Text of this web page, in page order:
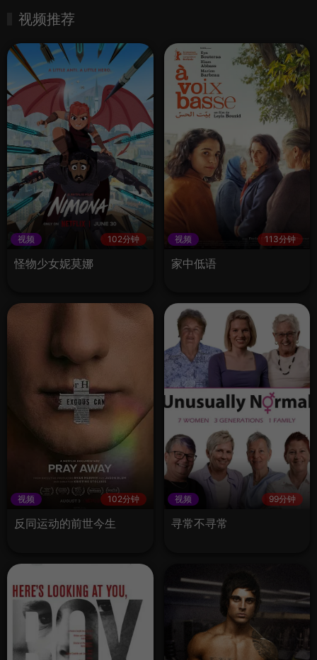
视频推荐
视频 102分钟
怪物少女妮莫娜
视频 113分钟
家中低语
视频 102分钟
反同运动的前世今生
视频 99分钟
寻常不寻常